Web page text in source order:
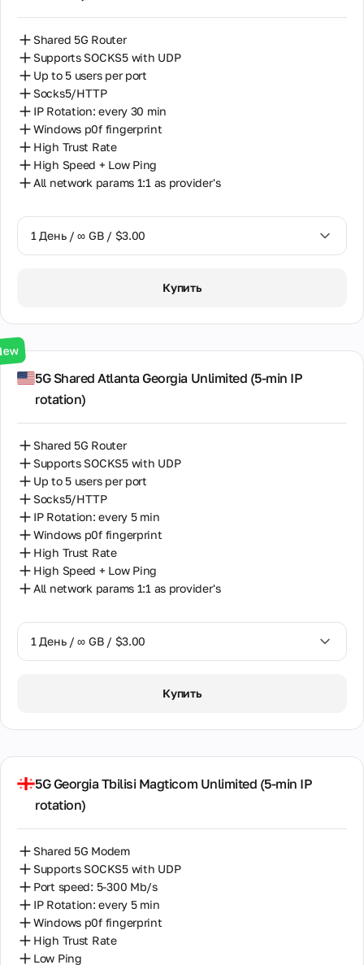
Shared 5G Router
Supports SOCKS5 with UDP
Up to 5 users per port
Socks5/HTTP
IP Rotation: every 30 min
Windows p0f fingerprint
High Trust Rate
High Speed + Low Ping
All network params 1:1 as provider's
1 День / ∞ GB / $3.00
30 Дней / ∞ GB / $50.00
Купить
5G Shared Atlanta Georgia Unlimited (5‑min IP
rotation)
Shared 5G Router
Supports SOCKS5 with UDP
Up to 5 users per port
Socks5/HTTP
IP Rotation: every 5 min
Windows p0f fingerprint
High Trust Rate
High Speed + Low Ping
All network params 1:1 as provider's
1 День / ∞ GB / $3.00
30 Дней / ∞ GB / $50.00
Купить
5G Georgia Tbilisi Magticom Unlimited (5‑min IP
rotation)
Shared 5G Modem
Supports SOCKS5 with UDP
Port speed: 5-300 Mb/s
IP Rotation: every 5 min
Windows p0f fingerprint
High Trust Rate
Low Ping